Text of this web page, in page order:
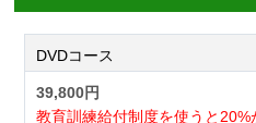
DVDコース
39,800円
教育訓練給付制度を使うと20%